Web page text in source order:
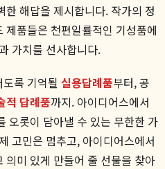
해답을 제시합니다. 작가의 정
품들은 천편일률적인 기성품에
가치를 선사합니다.
록 기억될 실용답례품부터, 공
적 답례품까지. 아이디어스에서
오롯이 담아낼 수 있는 무한한 가
고민은 멈추고, 아이디어스에서
의미 있게 만들어 줄 선물을 찾아